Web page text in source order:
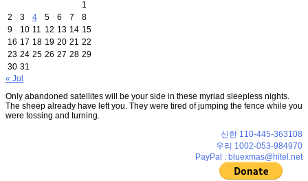
1
2
3 4 5 6 7
8
9
10 11 12 13 14 15
16 17 18 19 20 21 22
23 24 25 26 27 28 29
30 31
« Jul
Only abandoned satellites will be your side in these myriad sleepless nights.
The sheep already have left you. They were tired of jumping the fence while you
were tossing and turning.
신한 110-445-363108
우리 1002-053-984970
PayPal : bluexmas@hitel.net